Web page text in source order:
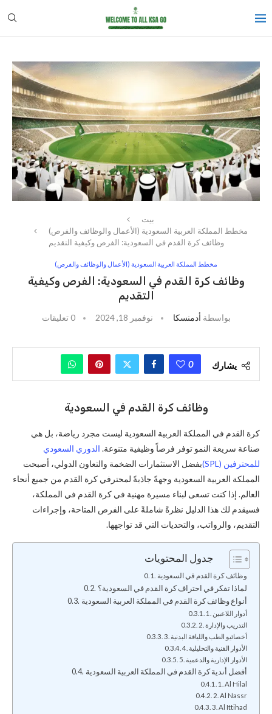
بيت
مخطط المملكة العربية السعودية (الأعمال والوظائف والفرص)
وظائف كرة القدم في السعودية: الفرص وكيفية التقديم
مخطط المملكة العربية السعودية (الأعمال والوظائف والفرص)
وظائف كرة القدم في السعودية: الفرص وكيفية
التقديم
بواسطة أدمنسكا نوفمبر 18, 2024 0 تعليقات
يشارك 0
وظائف كرة القدم في السعودية
كرة القدم في المملكة العربية السعودية ليست مجرد رياضة، بل هي
صناعة سريعة النمو توفر فرصاً وظيفية متنوعة. الدوري السعودي
للمحترفين (SPL)
بفضل الاستثمارات الضخمة والتعاون الدولي، أصبحت
المملكة العربية السعودية وجهةً جاذبةً لمحترفي كرة القدم من جميع أنحاء
العالم. إذا كنت تسعى لبناء مسيرة مهنية في كرة القدم في المملكة،
فسيقدم لك هذا الدليل نظرةً شاملةً على الفرص المتاحة، وإجراءات
التقديم، والرواتب، والتحديات التي قد تواجهها.
جدول المحتويات
وظائف كرة القدم في السعودية
لماذا تفكر في احتراف كرة القدم في السعودية؟
أنواع وظائف كرة القدم في المملكة العربية السعودية
1. أدوار اللاعبين
2. التدريب والإدارة
3. أخصائيو الطب واللياقة البدنية
4. الأدوار الفنية والتحليلية
5. الأدوار الإدارية والدعمية
أفضل أندية كرة القدم في المملكة العربية السعودية
1. Al Hilal
2. Al Nassr
3. Al Ittihad